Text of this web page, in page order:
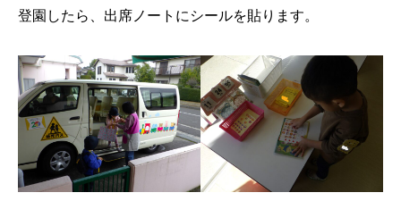
登園したら、出席ノートにシールを貼ります。